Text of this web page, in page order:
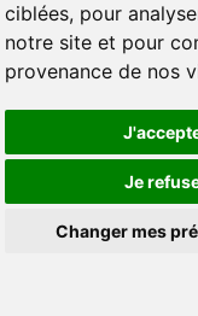
ciblées, pour
notre site et pour
provenance de nos
Je
Changer mes